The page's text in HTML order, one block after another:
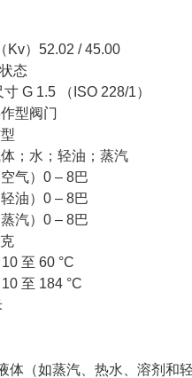
Kv）52.02 / 45.00
态
G 1.5 （ISO 228/1）
型阀门
；水；轻油；蒸汽
气）0 – 8巴
油）0 – 8巴
汽）0 – 8巴
至 60 °C
至 184 °C
体（如蒸汽、热水、溶剂和